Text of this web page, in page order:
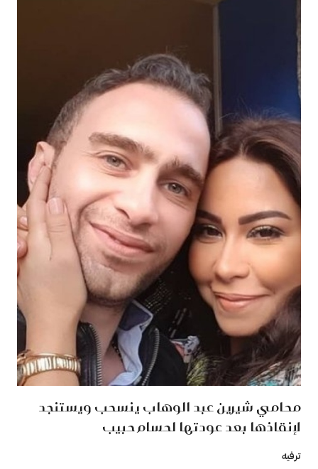
محامي شيرين عبد الوهاب ينسحب ويستنجد
لإنقاذها بعد عودتها لحسام حبيب
ترفيه